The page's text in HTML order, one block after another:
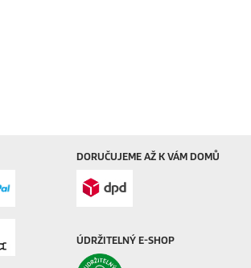
DORUČUJEME AŽ K VÁM DOMŮ
ÚDRŽITELNÝ E-SHOP